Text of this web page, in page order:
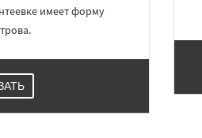
имеет форму